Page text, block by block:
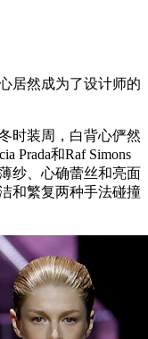
然成为了设计师的
时装周，白背心俨然
Prada和Raf Simons
纱、心确蕾丝和亮面
和繁复两种手法碰撞